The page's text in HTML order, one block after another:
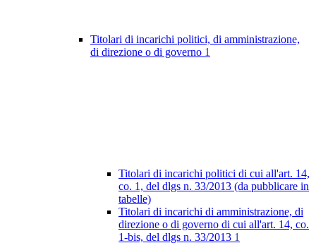
Titolari di incarichi politici, di amministrazione,
di direzione o di governo 1
Titolari di incarichi politici di cui all'art. 14,
co. 1, del dlgs n. 33/2013 (da pubblicare in
tabelle)
Titolari di incarichi di amministrazione, di
direzione o di governo di cui all'art. 14, co.
1-bis, del dlgs n. 33/2013 1